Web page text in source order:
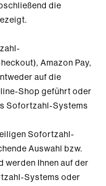
die
Amazon Pay,
auf die
Shop geführt oder
Sofortzahl-Systems
Sofortzahl-
Auswahl bzw.
werden Ihnen auf der
Systems oder